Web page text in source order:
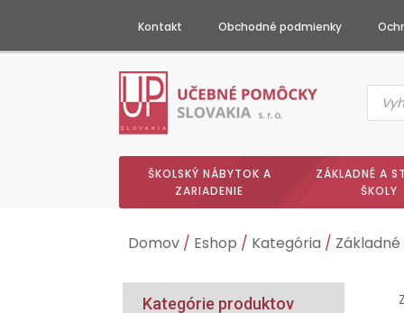
Kontakt Obchodné podmienky
search
ŠKOLSKÝ NÁBYTOK A
ZARIADENIE
ZÁKLADNÉ A
ŠKOLY
Domov / Eshop / Kategória /
Kategórie produktov